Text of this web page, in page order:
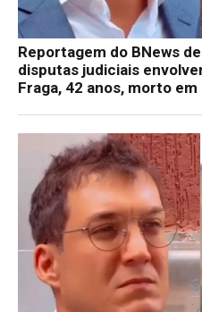
Reportagem do BNews
disputas judiciais
Fraga, 42 anos, morto